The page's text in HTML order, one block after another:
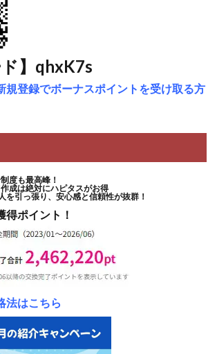
ド】qhxK7s
規登録でボーナスポイントを受け取る方
度も最高峰！
成は絶対にハピタスがお得
を引っ張り、安心感と信頼性が抜群！
得ポイント！
法はこちら